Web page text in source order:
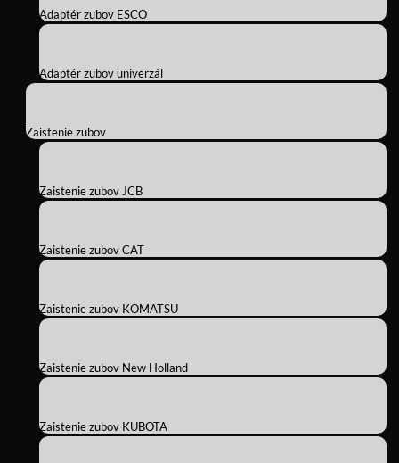
Adaptér zubov ESCO
Adaptér zubov univerzál
Zaistenie zubov
Zaistenie zubov JCB
Zaistenie zubov CAT
Zaistenie zubov KOMATSU
Zaistenie zubov New Holland
Zaistenie zubov KUBOTA